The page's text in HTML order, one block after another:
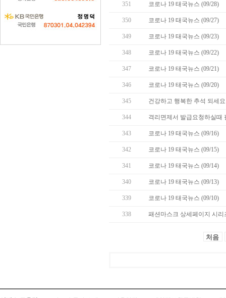
351 코로나 19 태국뉴스 (09/28)
350 코로나 19 태국뉴스 (09/27)
349 코로나 19 태국뉴스 (09/23)
348 코로나 19 태국뉴스 (09/22)
347 코로나 19 태국뉴스 (09/21)
346 코로나 19 태국뉴스 (09/20)
345 건강하고 행복한 추석 되세
344 격리면제서 발급요청하실때
343 코로나 19 태국뉴스 (09/16)
342 코로나 19 태국뉴스 (09/15)
341 코로나 19 태국뉴스 (09/14)
340 코로나 19 태국뉴스 (09/13)
339 코로나 19 태국뉴스 (09/10)
338 패션마스크 상세페이지 시리
처음